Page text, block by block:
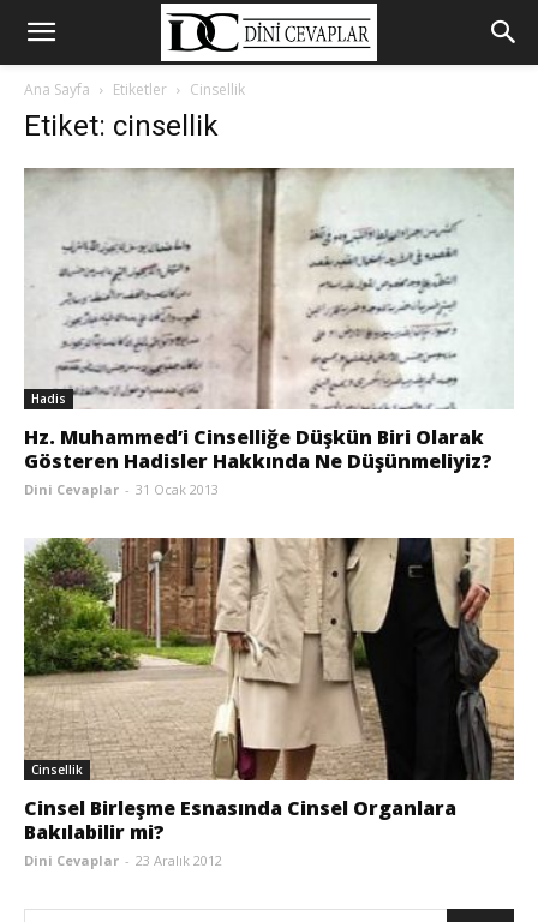
Ana Sayfa Etiketler Cinsellik
Etiket: cinsellik
Hadis
Hz. Muhammed’i Cinselliğe Düşkün Biri Olarak
Gösteren Hadisler Hakkında Ne Düşünmeliyiz?
Dini Cevaplar - 31 Ocak 2013
Cinsellik
Cinsel Birleşme Esnasında Cinsel Organlara
Bakılabilir mi?
Dini Cevaplar - 23 Aralık 2012